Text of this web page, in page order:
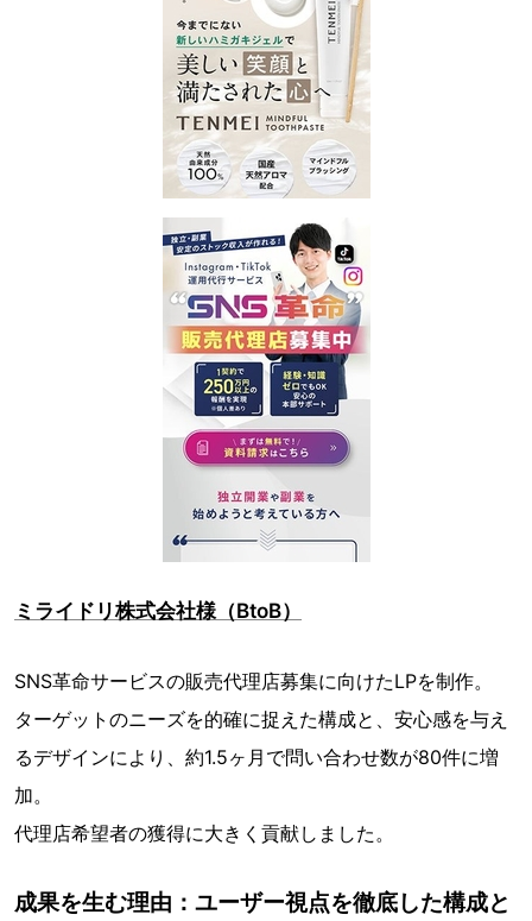
ミライドリ株式会社様（BtoB）
SNS革命サービスの販売代理店募集に向けたLPを制作。
ターゲットのニーズを的確に捉えた構成と、安心感を与え
るデザインにより、約1.5ヶ月で問い合わせ数が80件に増
加。
代理店希望者の獲得に大きく貢献しました。
成果を生む理由：ユーザー視点を徹底した構成と